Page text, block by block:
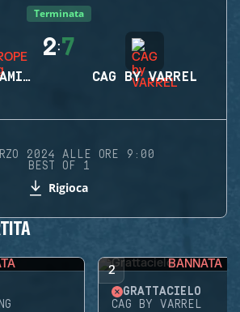
Terminata
KINOTROPE GAMING
2:7
CAG BY VARREL
2024 ALLE ORE 9:00
BEST OF 1
Rigioca
2 BANNATA
GRATTACIELO
CAG BY VARREL